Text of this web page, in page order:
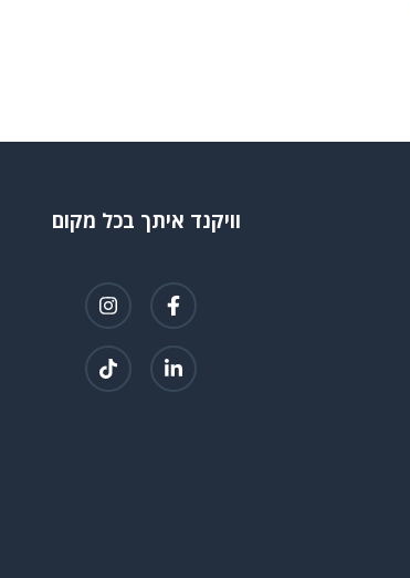
וויקנד איתך בכל מקום